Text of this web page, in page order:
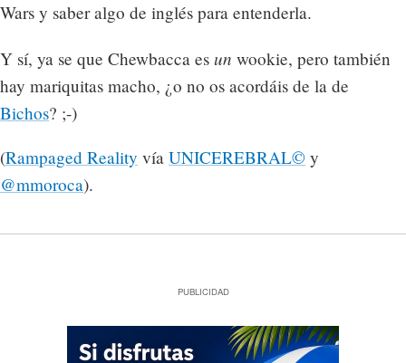
Wars y saber algo de inglés para entenderla.
Y sí, ya se que Chewbacca es un wookie, pero también
hay mariquitas macho, ¿o no os acordáis de la de
Bichos? ;-)
(Rampaged Reality vía UNICEREBRAL© y
@mmoroca).
PUBLICIDAD